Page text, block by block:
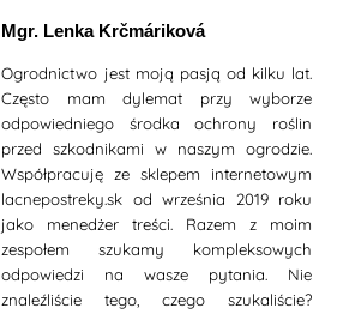
Mgr. Lenka Krčmáriková
Ogrodnictwo jest moją pasją od kilku lat.
Często mam dylemat przy wyborze
odpowiedniego środka ochrony roślin
przed szkodnikami w naszym ogrodzie.
Współpracuję ze sklepem internetowym
lacnepostreky.sk od września 2019 roku
jako menedżer treści. Razem z moim
zespołem szukamy kompleksowych
odpowiedzi na wasze pytania. Nie
znaleźliście tego, czego szukaliście?